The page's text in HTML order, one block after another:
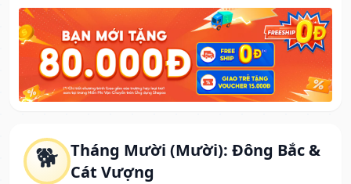
🐕 Tháng Mười (Mười): Đông Bắc &
Cát Vượng